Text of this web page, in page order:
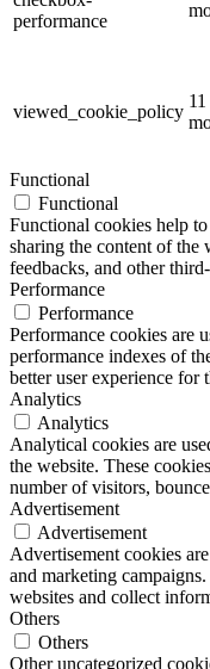
performance
viewed_cookie_policy
11
Functional
Functional
Functional cookies help
sharing the content of the
feedbacks, and other
Performance
Performance
Performance cookies are
performance indexes of
better user experience for
Analytics
Analytics
Analytical cookies are
the website. These
number of visitors,
Advertisement
Advertisement
Advertisement cookies
and marketing
websites and collect
Others
Others
Other uncategorized